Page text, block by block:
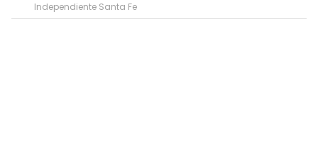
Independiente Santa Fe